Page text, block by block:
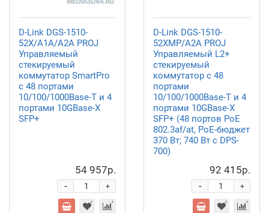
D-Link DGS-1510-
52X/A1A/A2A PROJ
Управляемый
стекируемый
коммутатор SmartPro
с 48 портами
10/100/1000Base-T и 4
портами 10GBase-X
SFP+
54 957р.
+
-
D-Link DGS-1510-
52XMP/A2A PROJ
Управляемый L2+
стекируемый
коммутатор с 48
портами
10/100/1000Base-T и 4
портами 10GBase-X
SFP+ (48 портов PoE
802.3af/at, PoE-бюджет
370 Вт; 740 Вт с DPS-
700)
92 415р.
+
-